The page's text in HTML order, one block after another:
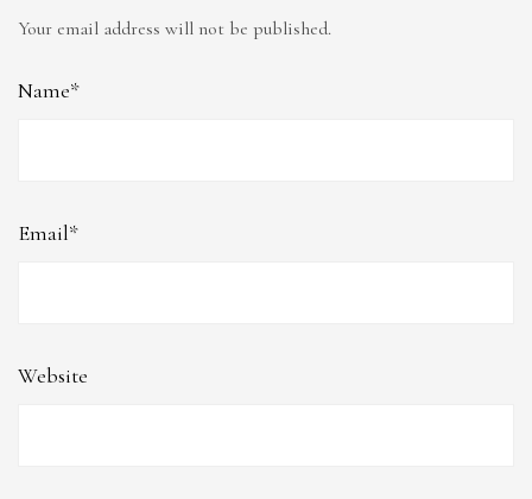
Your email address will not be published.
Name*
Email*
Website